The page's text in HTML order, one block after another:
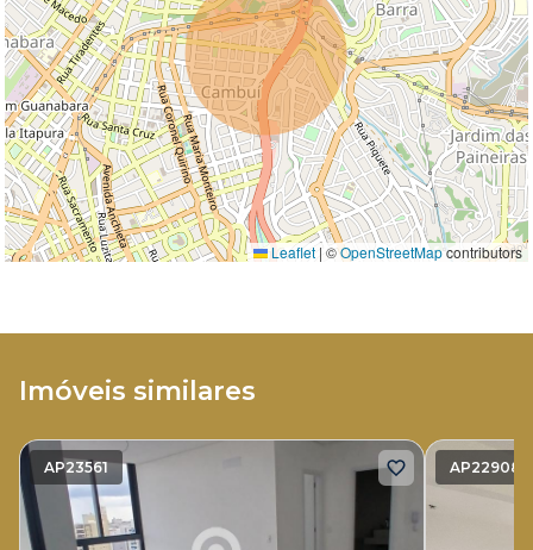
Leaflet | ©OpenStreetMapcontributors
Imóveis similares
AP23561 AP22908